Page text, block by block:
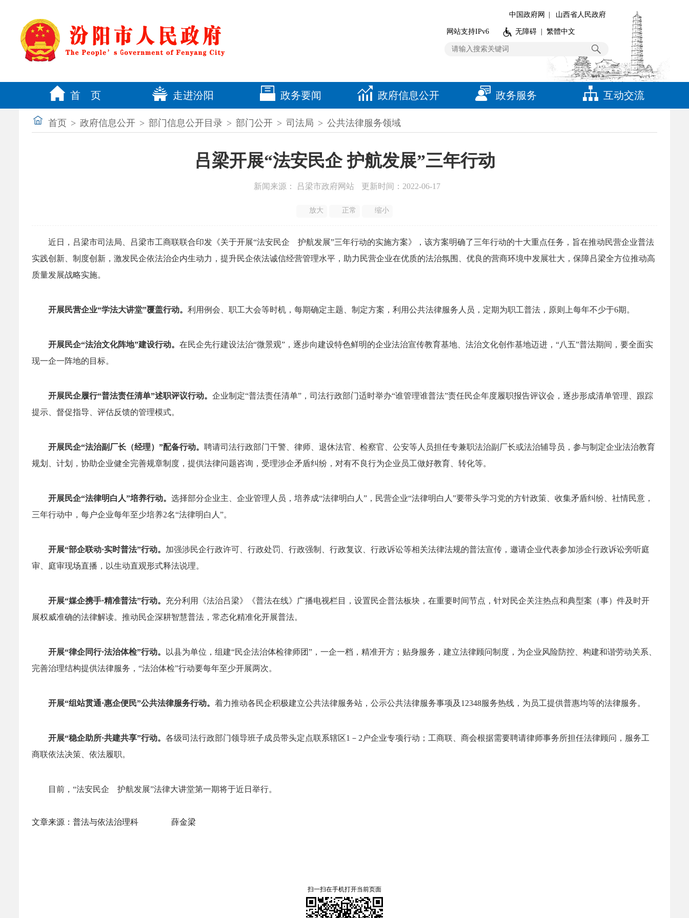
中国政府网 山西省人民政府
网站支持IPv6 无障碍 繁體中文
首 页 走进汾阳 政务要闻 政府信息公开 政务服务 互动交流
首页 > 政府信息公开 > 部门信息公开目录 > 部门公开 > 司法局 > 公共法律服务领域
吕梁开展“法安民企 护航发展”三年行动
新闻来源： 吕梁市政府网站 更新时间：2022-06-17
放大 正常 缩小
近日，吕梁市司法局、吕梁市工商联联合印发《关于开展“法安民企 护航发展”三年行动的实施方案》，该方案明确了三年行动的十大重点任务，旨在推动民营企业普法
实践创新、制度创新，激发民企依法治企内生动力，提升民企依法诚信经营管理水平，助力民营企业在优质的法治氛围、优良的营商环境中发展壮大，保障吕梁全方位推动高
质量发展战略实施。
开展民营企业“学法大讲堂”覆盖行动。 利用例会、职工大会等时机，每期确定主题、制定方案，利用公共法律服务人员，定期为职工普法，原则上每年不少于6期。
开展民企“法治文化阵地”建设行动。 在民企先行建设法治“微景观”，逐步向建设特色鲜明的企业法治宣传教育基地、法治文化创作基地迈进，“八五”普法期间，要全面实
现一企一阵地的目标。
开展民企履行“普法责任清单”述职评议行动。 企业制定“普法责任清单”，司法行政部门适时举办“谁管理谁普法”责任民企年度履职报告评议会，逐步形成清单管理、跟踪
提示、督促指导、评估反馈的管理模式。
开展民企“法治副厂长（经理）”配备行动。 聘请司法行政部门干警、律师、退休法官、检察官、公安等人员担任专兼职法治副厂长或法治辅导员，参与制定企业法治教育
规划、计划，协助企业健全完善规章制度，提供法律问题咨询，受理涉企矛盾纠纷，对有不良行为企业员工做好教育、转化等。
开展民企“法律明白人”培养行动。 选择部分企业主、企业管理人员，培养成“法律明白人”，民营企业“法律明白人”要带头学习党的方针政策、收集矛盾纠纷、社情民意，
三年行动中，每户企业每年至少培养2名“法律明白人”。
开展“部企联动·实时普法”行动。 加强涉民企行政许可、行政处罚、行政强制、行政复议、行政诉讼等相关法律法规的普法宣传，邀请企业代表参加涉企行政诉讼旁听庭
审、庭审现场直播，以生动直观形式释法说理。
开展“媒企携手·精准普法”行动。 充分利用《法治吕梁》《普法在线》广播电视栏目，设置民企普法板块，在重要时间节点，针对民企关注热点和典型案（事）件及时开
展权威准确的法律解读。推动民企深耕智慧普法，常态化精准化开展普法。
开展“律企同行·法治体检”行动。
以县为单位，组建“民企法治体检律师团”，一企一档，精准开方；贴身服务，建立法律顾问制度，为企业风险防控、构建和谐劳动关系、
完善治理结构提供法律服务，“法治体检”行动要每年至少开展两次。
开展“组站贯通·惠企便民”公共法律服务行动。 着力推动各民企积极建立公共法律服务站，公示公共法律服务事项及12348服务热线，为员工提供普惠均等的法律服务。
开展“稳企助所·共建共享”行动。 各级司法行政部门领导班子成员带头定点联系辖区1－2户企业专项行动；工商联、商会根据需要聘请律师事务所担任法律顾问，服务工
商联依法决策、依法履职。
目前，“法安民企 护航发展”法律大讲堂第一期将于近日举行。
文章来源：普法与依法治理科 薛金梁
扫一扫在手机打开当前页面